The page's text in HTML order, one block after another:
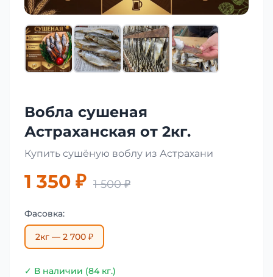
Вобла сушеная
Астраханская от 2кг.
Купить сушёную воблу из Астрахани
1 350 ₽ 1 500 ₽
Фасовка:
2кг — 2 700 ₽
✓ В наличии (84 кг.)